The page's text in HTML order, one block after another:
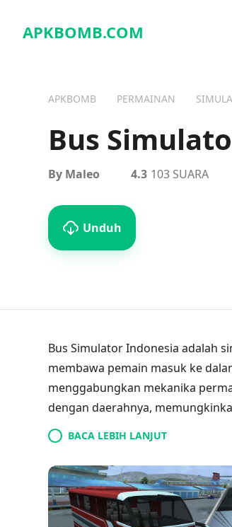
APKBOMB.COM
APKBOMB PERMAINAN
Bus
By Maleo
Unduh
4.3 103 SUARA
Bus Simulator Indonesia adalah
membawa pemain masuk ke
menggabungkan mekanika
dengan daerahnya,
dengan berbagai kota dan desa.
merasakan esensi budaya
bagi para penggemar
yang menyenangkan
BACA LEBIH LANJUT